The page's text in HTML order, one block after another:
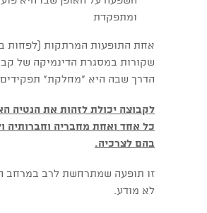
ומתפקדת
אחת התופעות המרתקות (לפחות
שקורות במסגרת הדינמיקה של
הדרך שבה היא "מחלקת"
לקבוצה יכולת לזהות את הנטיה
כל אחד ואחת מחבריה וחברותיה
בהם לצרכיה.
זו תופעה שמתרחשת לרב במרחב
לא מודע.